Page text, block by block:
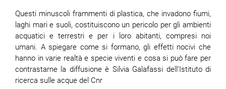
Questi minuscoli frammenti di plastica, che invadono fiumi,
laghi mari e suoli, costituiscono un pericolo per gli ambienti
acquatici e terrestri e per i loro abitanti, compresi noi
umani. A spiegare come si formano, gli effetti nocivi che
hanno in varie realtà e specie viventi e cosa si può fare per
contrastarne la diffusione è Silvia Galafassi dell’Istituto di
ricerca sulle acque del Cnr